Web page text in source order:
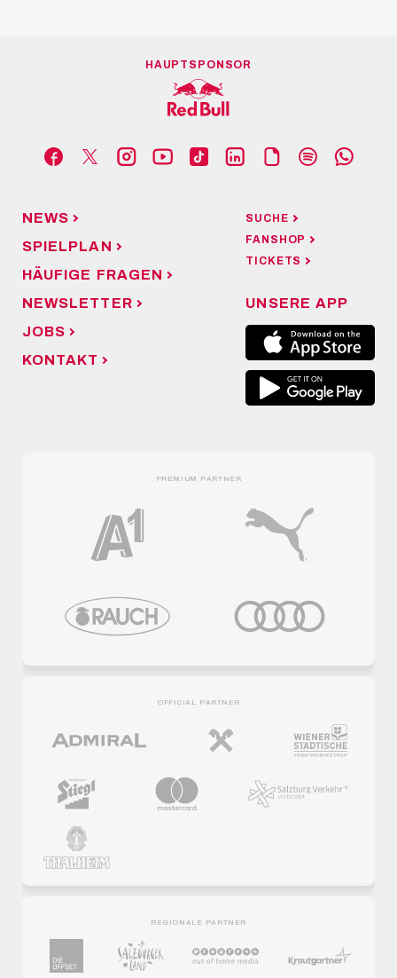
HAUPTSPONSOR
NEWS
SPIELPLAN
HÄUFIGE FRAGEN
NEWSLETTER
JOBS
KONTAKT
SUCHE
FANSHOP
TICKETS
UNSERE APP
PREMIUM PARTNER
OFFICIAL PARTNER
REGIONALE PARTNER